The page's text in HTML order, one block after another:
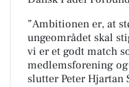
”Ambitionen er, at
ungeområdet skal
vi er et godt match
medlemsforening
slutter Peter Hjartan